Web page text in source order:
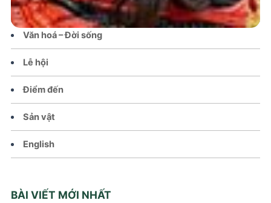
Chính sách
Văn hoá – Đời sống
Lễ hội
Điểm đến
Sản vật
English
BÀI VIẾT MỚI NHẤT